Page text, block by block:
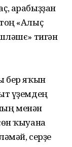
арабыҙҙан
«Алыҫ
тигән
бер яҡын
үҙемдең
менән
ҡыуана
серҙе